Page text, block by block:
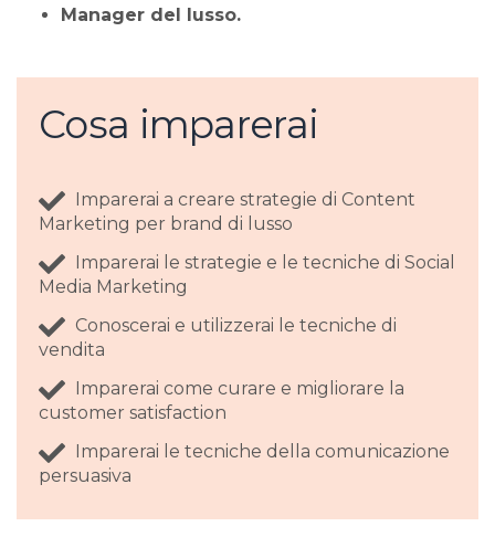
Manager del lusso.
Cosa imparerai
Imparerai a creare strategie di Content
Marketing per brand di lusso
Imparerai le strategie e le tecniche di Social
Media Marketing
Conoscerai e utilizzerai le tecniche di
vendita
Imparerai come curare e migliorare la
customer satisfaction
Imparerai le tecniche della comunicazione
persuasiva